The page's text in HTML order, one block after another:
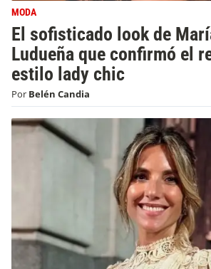
MODA
El sofisticado look de
Ludueña que confirmó el
estilo lady chic
Por Belén Candia